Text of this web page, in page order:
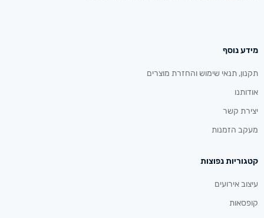
מידע נוסף
תקנון, תנאי שימוש והחזרת מוצרים
אודותנו
יצירת קשר
מעקב הזמנות
קטגוריות נפוצות
עיצוב אירועים
קופסאות